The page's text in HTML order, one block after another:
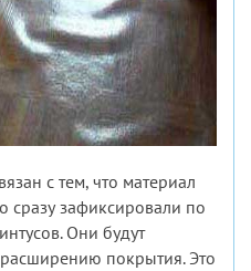
с тем, что материал
сразу зафиксировали по
Они будут
расширению покрытия. Это